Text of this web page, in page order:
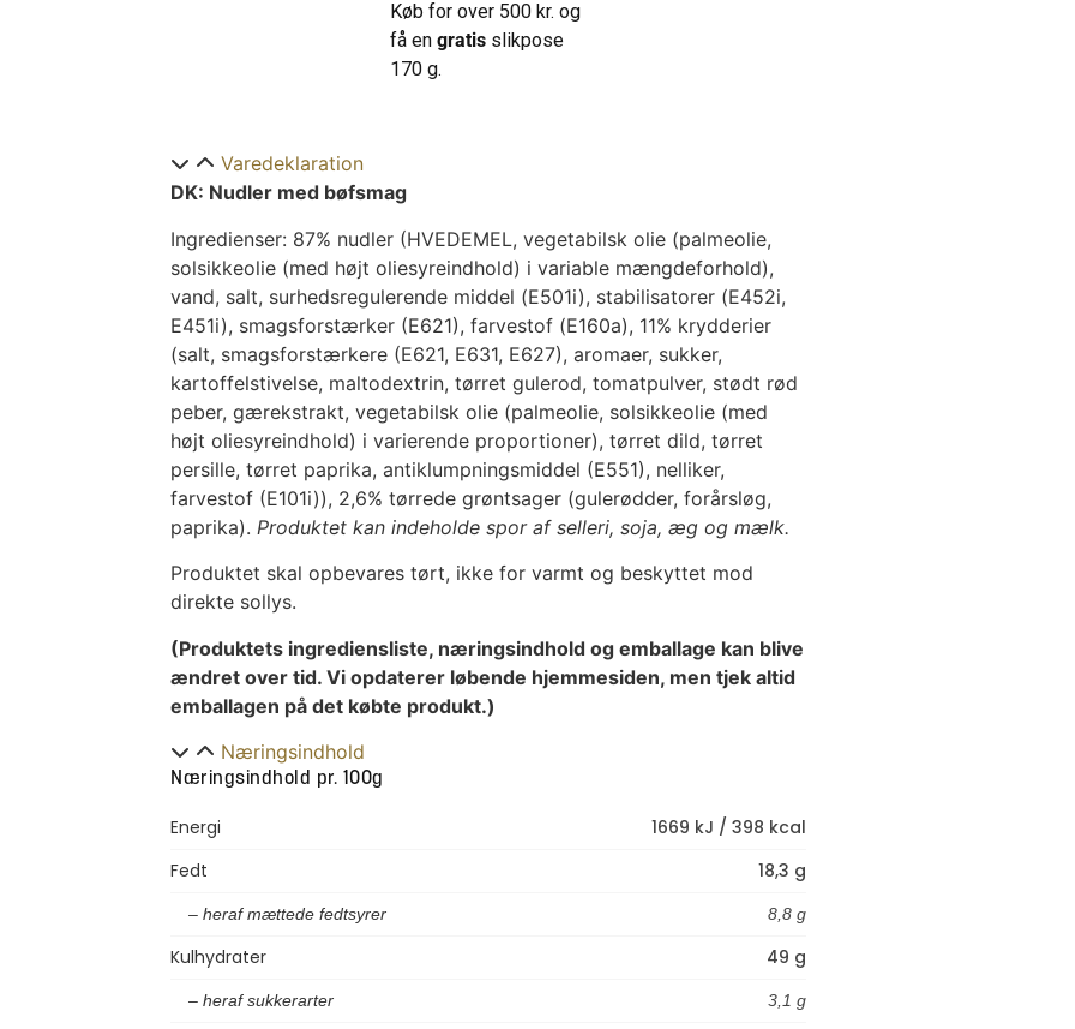
Fjern låget halvt og tilsæt krydderiblanding og tørrede grøntsager.
Tilsæt 400 ml kogende vand og rør godt rundt.
Luk låget og vent 5 min, rør godt inden servering.
Køb for over 500 kr. og
få engratis slikpose
170 g.
Varedeklaration
DK: Nudler med bøfsmag
Ingredienser: 87% nudler (HVEDEMEL, vegetabilsk olie (palmeolie,
solsikkeolie (med højt oliesyreindhold) i variable mængdeforhold),
vand, salt, surhedsregulerende middel (Е501i), stabilisatorer (Е452i,
Е451i), smagsforstærker (E621), farvestof (Е160а), 11% krydderier
(salt, smagsforstærkere (E621, E631, E627), aromaer, sukker,
kartoffelstivelse, maltodextrin, tørret gulerod, tomatpulver, stødt rød
peber, gærekstrakt, vegetabilsk olie (palmeolie, solsikkeolie (med
højt oliesyreindhold) i varierende proportioner), tørret dild, tørret
persille, tørret paprika, antiklumpningsmiddel (E551), nelliker,
farvestof (E101i)), 2,6% tørrede grøntsager (gulerødder, forårsløg,
paprika). Produktet kan indeholde spor af selleri, soja, æg og mælk.
Produktet skal opbevares tørt, ikke for varmt og beskyttet mod
direkte sollys.
(Produktets ingrediensliste, næringsindhold og emballage kan blive
ændret over tid. Vi opdaterer løbende hjemmesiden, men tjek altid
emballagen på det købte produkt.)
Næringsindhold
Næringsindhold pr. 100g
Energi
1669 kJ / 398 kcal
Fedt
18,3 g
– heraf mættede fedtsyrer 8,8 g
Kulhydrater 49 g
– heraf sukkerarter 3,1 g